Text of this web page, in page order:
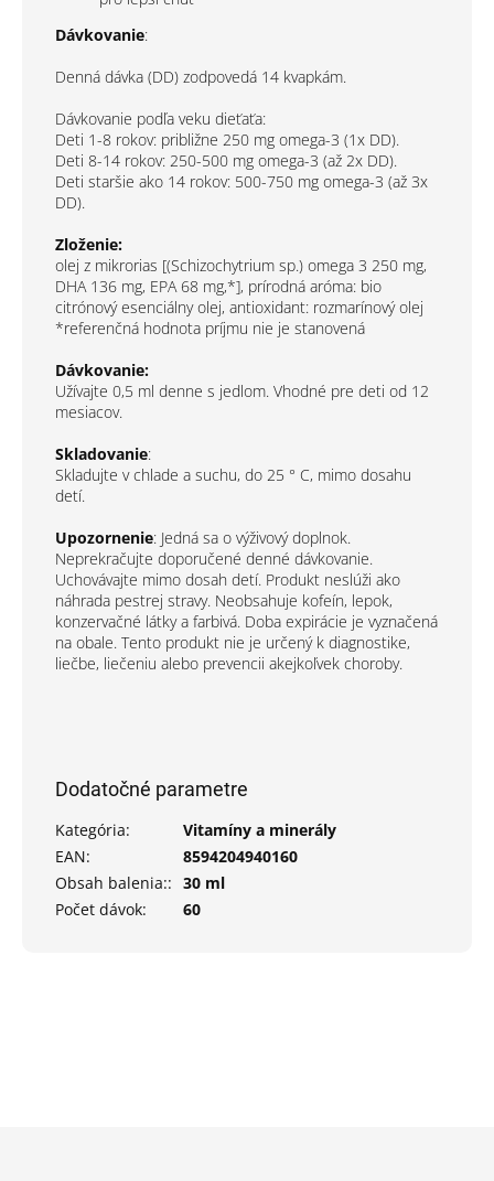
Dávkovanie:
Denná dávka (DD) zodpovedá 14 kvapkám.
Dávkovanie podľa veku dieťaťa:
Deti 1-8 rokov: približne 250 mg omega-3 (1x DD).
Deti 8-14 rokov: 250-500 mg omega-3 (až 2x DD).
Deti staršie ako 14 rokov: 500-750 mg omega-3 (až 3x
DD).
Zloženie:
olej z mikrorias [(Schizochytrium sp.) omega 3 250 mg,
DHA 136 mg, EPA 68 mg,*], prírodná aróma: bio
citrónový esenciálny olej, antioxidant: rozmarínový olej
*referenčná hodnota príjmu nie je stanovená
Dávkovanie:
Užívajte 0,5 ml denne s jedlom. Vhodné pre deti od 12
mesiacov.
Skladovanie:
Skladujte v chlade a suchu, do 25 ° C, mimo dosahu
detí.
Upozornenie: Jedná sa o výživový doplnok.
Neprekračujte doporučené denné dávkovanie.
Uchovávajte mimo dosah detí. Produkt neslúži ako
náhrada pestrej stravy. Neobsahuje kofeín, lepok,
konzervačné látky a farbivá. Doba expirácie je vyznačená
na obale. Tento produkt nie je určený k diagnostike,
liečbe, liečeniu alebo prevencii akejkoľvek choroby.
Dodatočné parametre
Kategória:
Vitamíny a minerály
EAN:
8594204940160
Obsah balenia:: 30 ml
Počet dávok: 60